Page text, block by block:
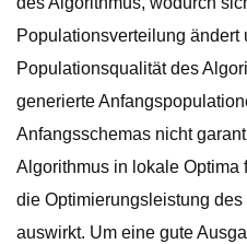
Populationsverteilung ändert
Populationsqualität des
generierte
Anfangsschemas nicht
Algorithmus in lokale Optima
die Optimierungsleistung
auswirkt. Um eine gute